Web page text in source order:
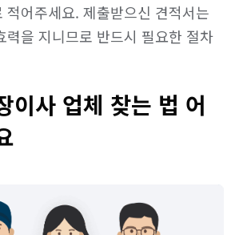
적어주세요. 제출받으신 견적서는
력을 지니므로 반드시 필요한 절차
이사 업체 찾는 법 어